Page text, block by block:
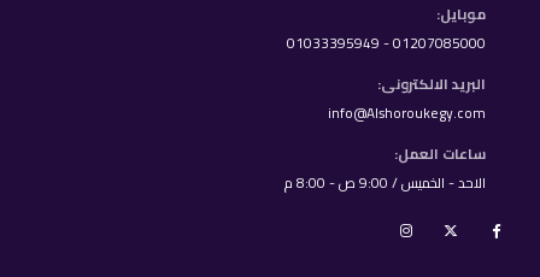
موبايل:
01207085000 - 01033395949
البريد الالكترونى:
info@Alshoroukegy.com
ساعات العمل:
الاحد - الخميس / 9:00 ص - 8:00 م